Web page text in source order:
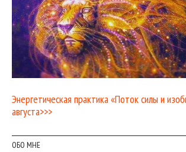
Энергетическая практика «Поток силы и
августа>>>
ОБО МНЕ